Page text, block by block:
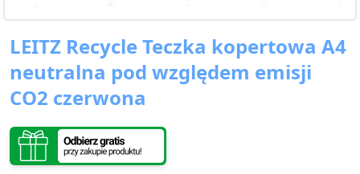
LEITZ Recycle Teczka kopertowa A4
neutralna pod względem emisji
CO2 czerwona